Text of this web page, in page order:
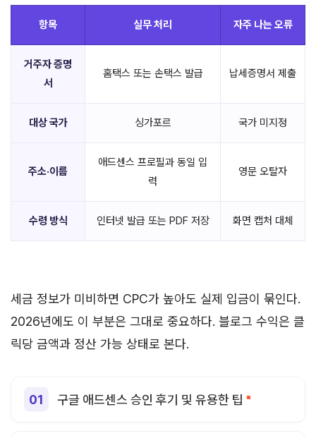
항목 실무 처리 자주 나는 오류
거주자 증명
서
홈택스 또는 손택스 발급 납세증명서 제출
대상 국가 싱가포르 국가 미지정
주소·이름
애드센스 프로필과 동일 입
력
영문 오탈자
수령 방식 인터넷 발급 또는 PDF 저장 화면 캡처 대체
세금 정보가 미비하면 CPC가 높아도 실제 입금이 묶인다.
2026년에도 이 부분은 그대로 중요하다. 블로그 수익은 클
릭당 금액과 정산 가능 상태로 본다.
구글 애드센스 승인 후기 및 유용한 팁